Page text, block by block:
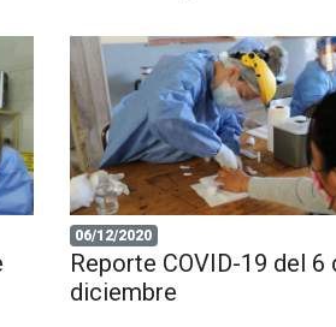
06/12/2020
Reporte COVID-19 del 6
diciembre